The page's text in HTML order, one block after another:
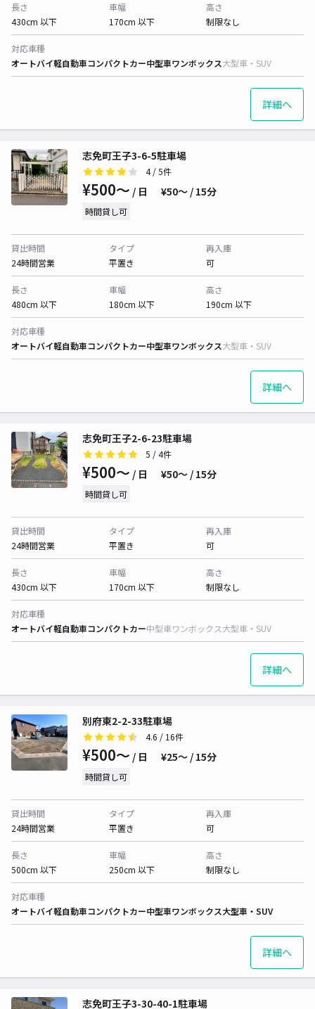
長さ
430cm 以下
車幅
170cm 以下
高さ
制限なし
対応車種
オートバイ軽自動車コンパクトカー中型車ワンボックス大型車・SUV
詳細へ
志免町王子3-6-5駐車場
4/ 5件
¥500〜 / 日 ¥50〜 / 15分
時間貸し可
貸出時間
24時間営業
タイプ
平置き
再入庫
可
長さ
480cm 以下
車幅
180cm 以下
高さ
190cm 以下
対応車種
オートバイ軽自動車コンパクトカー中型車ワンボックス大型車・SUV
詳細へ
志免町王子2-6-23駐車場
5 / 4件
¥500〜 / 日 ¥50〜 / 15分
時間貸し可
貸出時間
24時間営業
タイプ
平置き
再入庫
可
長さ
430cm 以下
車幅
170cm 以下
高さ
制限なし
対応車種
オートバイ軽自動車コンパクトカー中型車ワンボックス大型車・SUV
詳細へ
別府東2-2-33駐車場
4.6 / 16件
¥500〜 / 日 ¥25〜 / 15分
時間貸し可
貸出時間
24時間営業
タイプ
平置き
再入庫
可
長さ
500cm 以下
車幅
250cm 以下
高さ
制限なし
対応車種
オートバイ軽自動車コンパクトカー中型車ワンボックス大型車・SUV
詳細へ
志免町王子3-30-40-1駐車場